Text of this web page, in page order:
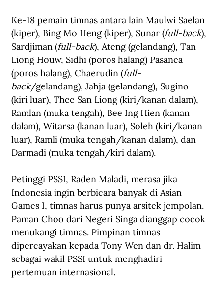
Ke-18 pemain timnas antara lain Maulwi Saelan
(kiper), Bing Mo Heng (kiper), Sunar (full-back),
Sardjiman (full-back), Ateng (gelandang), Tan
Liong Houw, Sidhi (poros halang) Pasanea
(poros halang), Chaerudin (full-
back/gelandang), Jahja (gelandang), Sugino
(kiri luar), Thee San Liong (kiri/kanan dalam),
Ramlan (muka tengah), Bee Ing Hien (kanan
dalam), Witarsa (kanan luar), Soleh (kiri/kanan
luar), Ramli (muka tengah/kanan dalam), dan
Darmadi (muka tengah/kiri dalam).
Petinggi PSSI, Raden Maladi, merasa jika
Indonesia ingin berbicara banyak di Asian
Games I, timnas harus punya arsitek jempolan.
Paman Choo dari Negeri Singa dianggap cocok
menukangi timnas. Pimpinan timnas
dipercayakan kepada Tony Wen dan dr. Halim
sebagai wakil PSSI untuk menghadiri
pertemuan internasional.